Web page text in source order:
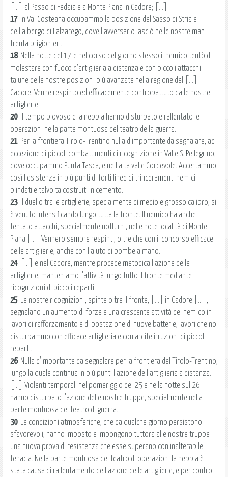
[...] al Passo di Fedaia e a Monte Piana in Cadore; [...]
17. In Val Costeana occupammo la posizione del Sasso di Stria e
dell'albergo di Falzarego, dove l'avversario lasciò nelle nostre mani
trenta prigionieri.
18. Nella notte del 17 e nel corso del giorno stesso il nemico tentò di
molestare con fuoco d'artiglieria a distanza e con piccoli attacchi
talune delle nostre posizioni più avanzate nella regione del [...]
Cadore. Venne respinto ed efficacemente controbattuto dalle nostre
artiglierie.
20. Il tempo piovoso e la nebbia hanno disturbato e rallentato le
operazioni nella parte montuosa del teatro della guerra.
21. Per la frontiera Tirolo-Trentino nulla d'importante da segnalare, ad
eccezione di piccoli combattimenti di ricognizione in Valle S. Pellegrino,
dove occupammo Punta Tasca, e nell'alta valle Cordevole. Accertammo
così l'esistenza in più punti di forti linee di trinceramenti nemici
blindati e talvolta costruiti in cemento.
23. Il duello tra le artiglierie, specialmente di medio e grosso calibro, si
è venuto intensificando lungo tutta la fronte. Il nemico ha anche
tentato attacchi, specialmente notturni, nelle note località di Monte
Piana [...] Vennero sempre respinti, oltre che con il concorso efficace
delle artiglierie, anche con l'aiuto di bombe a mano.
24. [...] e nel Cadore, mentre procede metodica l'azione delle
artiglierie, manteniamo l'attività lungo tutto il fronte mediante
ricognizioni di piccoli reparti.
25. Le nostre ricognizioni, spinte oltre il fronte, [...] in Cadore [...],
segnalano un aumento di forze e una crescente attività del nemico in
lavori di rafforzamento e di postazione di nuove batterie, lavori che noi
disturbammo con efficace artiglieria e con ardite irruzioni di piccoli
reparti.
26. Nulla d'importante da segnalare per la frontiera del Tirolo-Trentino,
lungo la quale continua in più punti l'azione dell'artiglieria a distanza.
[...] Violenti temporali nel pomeriggio del 25 e nella notte sul 26
hanno disturbato l'azione delle nostre truppe, specialmente nella
parte montuosa del teatro di guerra.
30. Le condizioni atmosferiche, che da qualche giorno persistono
sfavorevoli, hanno imposto e impongono tuttora alle nostre truppe
una nuova prova di resistenza che esse superano con inalterabile
tenacia. Nella parte montuosa del teatro di operazioni la nebbia è
stata causa di rallentamento dell'azione delle artiglierie, e per contro